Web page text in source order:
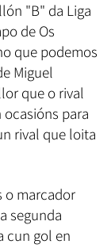
"B" da Liga
de Os
que podemos
Miguel
que o rival
para
rival que loita
o marcador
segunda
cun gol en